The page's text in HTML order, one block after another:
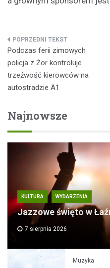
Nawigacja
wpisu
Podczas ferii zimowych
policja z Żor kontroluje
trzeźwość kierowców na
autostradzie A1
Najnowsze
KULTURA WYDARZENIA
Jazzowe święto w
7 sierpnia 2026
Muzyka